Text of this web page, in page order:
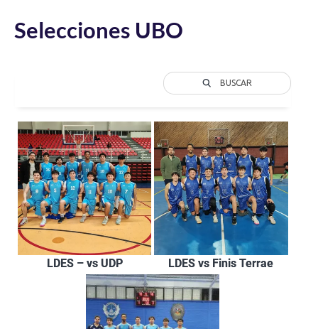
Selecciones UBO
BUSCAR
LDES – vs UDP LDES vs Finis Terrae